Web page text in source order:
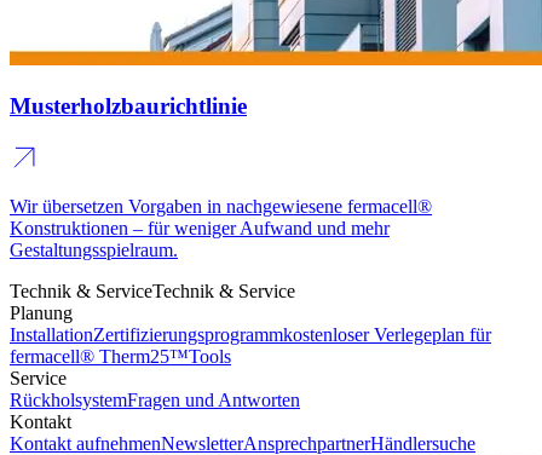
Musterholzbaurichtlinie
Wir übersetzen Vorgaben in nachgewiesene fermacell®
Konstruktionen – für weniger Aufwand und mehr
Gestaltungsspielraum.
Technik & ServiceTechnik & Service
Planung
InstallationZertifizierungsprogrammkostenloser Verlegeplan für
fermacell® Therm25™Tools
Service
RückholsystemFragen und Antworten
Kontakt
Kontakt aufnehmenNewsletterAnsprechpartnerHändlersuche